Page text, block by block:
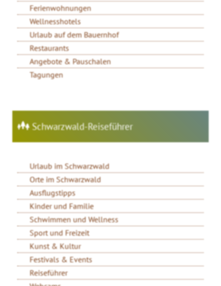
Ferienwohnungen
Wellnesshotels
Urlaub auf dem Bauernhof
Restaurants
Angebote & Pauschalen
Tagungen
Schwarzwald-Reiseführer
Urlaub im Schwarzwald
Orte im Schwarzwald
Ausflugstipps
Kinder und Familie
Schwimmen und Wellness
Sport und Freizeit
Kunst & Kultur
Festivals & Events
Reiseführer